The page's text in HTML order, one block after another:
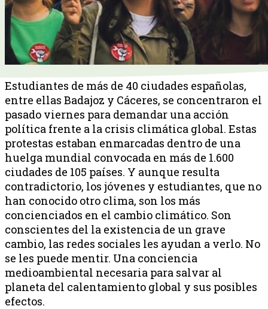
Estudiantes de más de 40 ciudades españolas,
entre ellas Badajoz y Cáceres, se concentraron el
pasado viernes para demandar una acción
política frente a la crisis climática global. Estas
protestas estaban enmarcadas dentro de una
huelga mundial convocada en más de 1.600
ciudades de 105 países. Y aunque resulta
contradictorio, los jóvenes y estudiantes, que no
han conocido otro clima, son los más
concienciados en el cambio climático. Son
conscientes del la existencia de un grave
cambio, las redes sociales les ayudan a verlo. No
se les puede mentir. Una conciencia
medioambiental necesaria para salvar al
planeta del calentamiento global y sus posibles
efectos.